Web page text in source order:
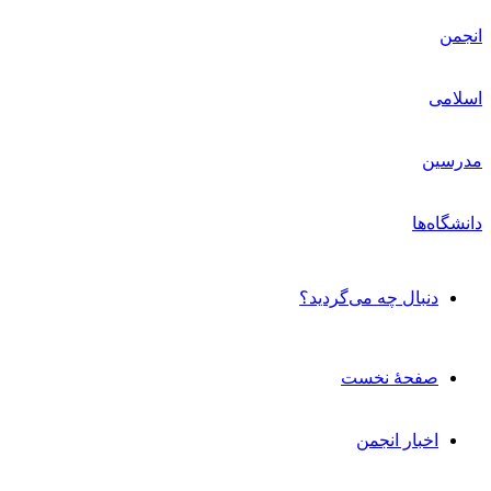
دنبال چه می‌گردید؟
صفحۀ نخست
اخبار انجمن